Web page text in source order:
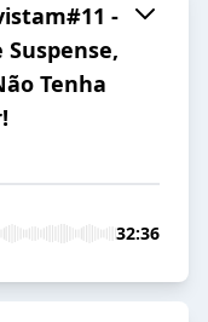
-
Suspense,
Tenha
32:36